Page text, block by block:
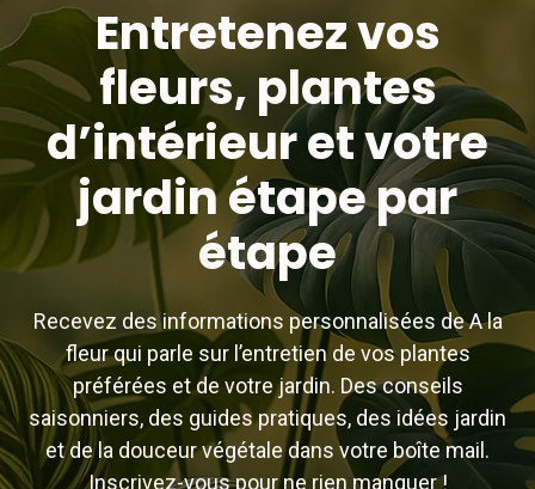
Entretenez vos
fleurs, plantes
d’intérieur et votre
jardin étape par
étape
Recevez des informations personnalisées de A la
fleur qui parle sur l’entretien de vos plantes
préférées et de votre jardin. Des conseils
saisonniers, des guides pratiques, des idées jardin
et de la douceur végétale dans votre boîte mail.
Inscrivez-vous pour ne rien manquer !